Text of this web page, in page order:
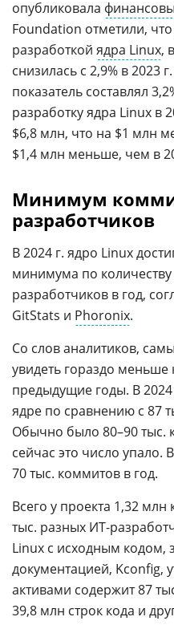
опубликовала
Foundation отметили,
разработкой ядра Linux,
снизилась с 2,9% в 2023
показатель составлял
разработку ядра Linux в
$6,8 млн, что на $1 млн
$1,4 млн меньше, чем в
Минимум
разработчиков
В 2024 г. ядро Linux
минимума по
разработчиков в год,
GitStats и Phoronix.
Со слов аналитиков,
увидеть гораздо
предыдущие годы. В
ядре по сравнению с 87
Обычно было 80–90 тыс.
сейчас это число упало.
70 тыс. коммитов в год.
Всего у проекта 1,32
тыс. разных ИТ-
Linux с исходным
документацией, Kconfig,
активами содержит 87
39,8 млн строк кода и